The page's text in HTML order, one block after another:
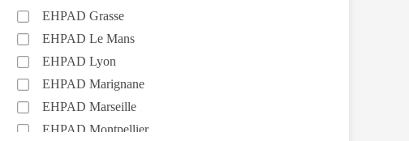
EHPAD Grasse
EHPAD Le Mans
EHPAD Lyon
EHPAD Marignane
EHPAD Marseille
EHPAD Montpellier